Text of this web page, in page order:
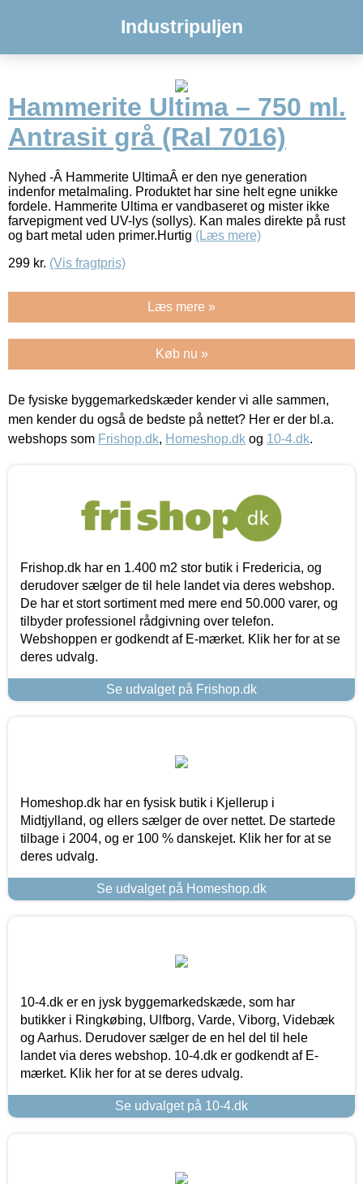
Industripuljen
Hammerite Ultima – 750 ml.
Antrasit grå (Ral 7016)
Nyhed -Â Hammerite UltimaÂ er den nye generation
indenfor metalmaling. Produktet har sine helt egne unikke
fordele. Hammerite Ultima er vandbaseret og mister ikke
farvepigment ved UV-lys (sollys). Kan males direkte på rust
og bart metal uden primer.Hurtig (Læs mere)
299 kr. (Vis fragtpris)
Læs mere »
Køb nu »
De fysiske byggemarkedskæder kender vi alle sammen,
men kender du også de bedste på nettet? Her er der bl.a.
webshops som Frishop.dk, Homeshop.dk og 10-4.dk.
Frishop.dk har en 1.400 m2 stor butik i Fredericia, og
derudover sælger de til hele landet via deres webshop.
De har et stort sortiment med mere end 50.000 varer, og
tilbyder professionel rådgivning over telefon.
Webshoppen er godkendt af E-mærket. Klik her for at se
deres udvalg.
Se udvalget på Frishop.dk
Homeshop.dk har en fysisk butik i Kjellerup i
Midtjylland, og ellers sælger de over nettet. De startede
tilbage i 2004, og er 100 % danskejet. Klik her for at se
deres udvalg.
Se udvalget på Homeshop.dk
10-4.dk er en jysk byggemarkedskæde, som har
butikker i Ringkøbing, Ulfborg, Varde, Viborg, Videbæk
og Aarhus. Derudover sælger de en hel del til hele
landet via deres webshop. 10-4.dk er godkendt af E-
mærket. Klik her for at se deres udvalg.
Se udvalget på 10-4.dk